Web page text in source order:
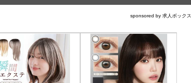
sponsored by 求人ボックス